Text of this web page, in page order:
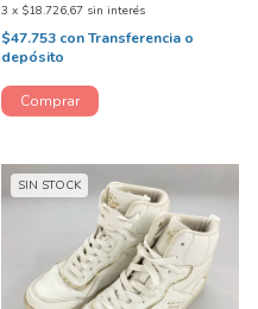
3 x $18.726,67 sin interés
$47.753 conTransferencia o
depósito
SIN STOCK